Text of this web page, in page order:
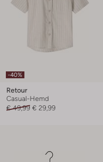
-40%
Retour
Casual-Hemd
€ 49,99 € 29,99